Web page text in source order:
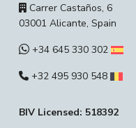
Carrer Castaños, 6
03001 Alicante, Spain
+34 645 330 302
+32 495 930 548
BIV Licensed: 518392